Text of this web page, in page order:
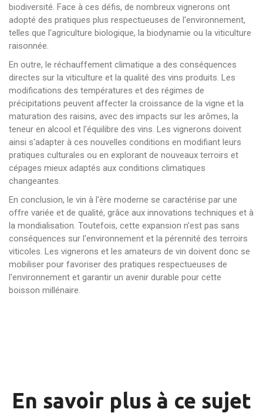
biodiversité. Face à ces défis, de nombreux vignerons ont
adopté des pratiques plus respectueuses de l'environnement,
telles que l'agriculture biologique, la biodynamie ou la viticulture
raisonnée.
En outre, le réchauffement climatique a des conséquences
directes sur la viticulture et la qualité des vins produits. Les
modifications des températures et des régimes de
précipitations peuvent affecter la croissance de la vigne et la
maturation des raisins, avec des impacts sur les arômes, la
teneur en alcool et l'équilibre des vins. Les vignerons doivent
ainsi s'adapter à ces nouvelles conditions en modifiant leurs
pratiques culturales ou en explorant de nouveaux terroirs et
cépages mieux adaptés aux conditions climatiques
changeantes.
En conclusion, le vin à l'ère moderne se caractérise par une
offre variée et de qualité, grâce aux innovations techniques et à
la mondialisation. Toutefois, cette expansion n'est pas sans
conséquences sur l'environnement et la pérennité des terroirs
viticoles. Les vignerons et les amateurs de vin doivent donc se
mobiliser pour favoriser des pratiques respectueuses de
l'environnement et garantir un avenir durable pour cette
boisson millénaire.
En savoir plus à ce sujet